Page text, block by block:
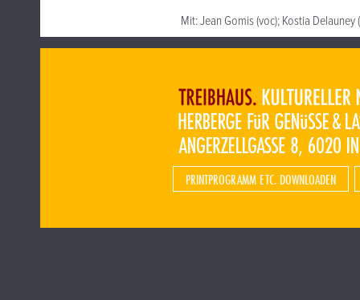
Mit: Jean Gomis (voc); Kostia
PRINTPROGRAMM ETC. DOWNLOADEN